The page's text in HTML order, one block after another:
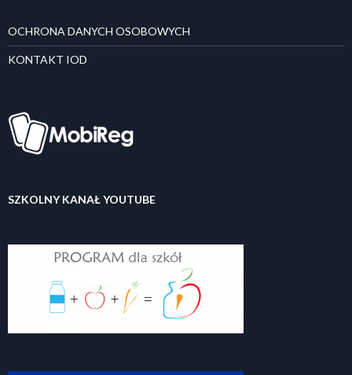
OCHRONA DANYCH OSOBOWYCH
KONTAKT IOD
SZKOLNY KANAŁ YOUTUBE